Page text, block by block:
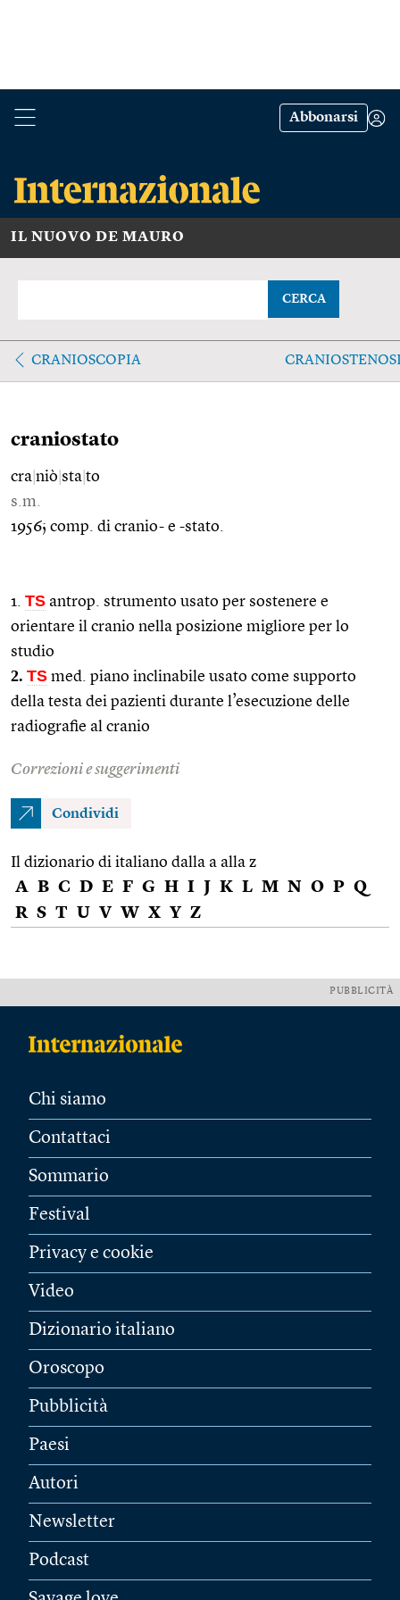
Abbonarsi
IL NUOVO DE MAURO
CERCA
CRANIOSCOPIA
craniostato
cra niò sta to
s.m.
1956; comp. di cranio- e -stato.
1. TS antrop. strumento usato per sostenere e
orientare il cranio nella posizione migliore per lo
studio
2. TS med. piano inclinabile usato come supporto
della testa dei pazienti durante l’esecuzione delle
radiografie al cranio
Correzioni e suggerimenti
Condividi
Il dizionario di italiano dalla a alla z
A B C D E F G H I J K L M N O P Q
R S T U V W X Y Z
PUBBLICITÀ
Chi siamo
Contattaci
Sommario
Festival
Privacy e cookie
Video
Dizionario italiano
Oroscopo
Pubblicità
Paesi
Autori
Newsletter
Podcast